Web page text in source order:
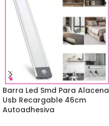
Barra Led Smd Para Alacena
Usb Recargable 46cm
Autoadhesiva